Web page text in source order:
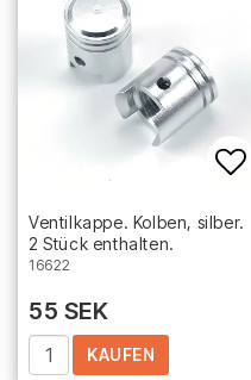
Ventilkappe. Kolben, silber.
2 Stück enthalten.
16622
55 SEK
KAUFEN